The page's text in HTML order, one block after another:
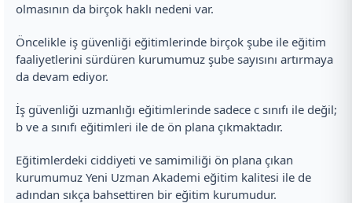
olmasının da birçok haklı nedeni var.
Öncelikle iş güvenliği eğitimlerinde birçok şube ile eğitim
faaliyetlerini sürdüren kurumumuz şube sayısını artırmaya
da devam ediyor.
İş güvenliği uzmanlığı eğitimlerinde sadece c sınıfı ile değil;
b ve a sınıfı eğitimleri ile de ön plana çıkmaktadır.
Eğitimlerdeki ciddiyeti ve samimiliği ön plana çıkan
kurumumuz Yeni Uzman Akademi eğitim kalitesi ile de
adından sıkça bahsettiren bir eğitim kurumudur.